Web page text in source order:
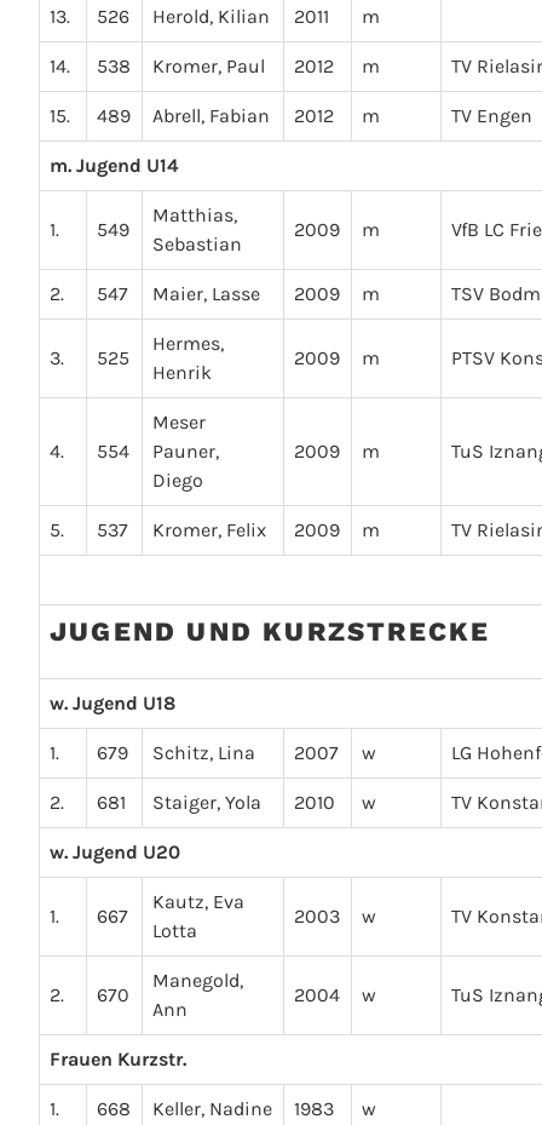
13. 526 Herold, Kilian 2011 m
14. 538 Kromer, Paul 2012 m TV
15. 489 Abrell, Fabian 2012 m TV Engen
m. Jugend U14
1. 549
Matthias,
Sebastian
2009 m VfB LC
2. 547 Maier, Lasse 2009 m TSV
3. 525
Hermes,
Henrik
2009 m PTSV
4. 554
Meser
Pauner,
Diego
2009 m TuS
5. 537 Kromer, Felix 2009 m TV
JUGEND UND KURZSTRECKE
w. Jugend U18
1. 679 Schitz, Lina 2007 w LG
2. 681 Staiger, Yola 2010 w TV
w. Jugend U20
1. 667
Kautz, Eva
Lotta
2003 w TV
2. 670
Manegold,
Ann
2004 w TuS
Frauen Kurzstr.
1. 668 Keller, Nadine 1983 w